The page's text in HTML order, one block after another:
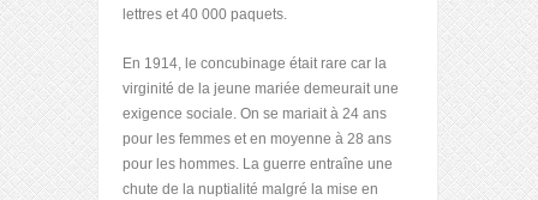
lettres et 40 000 paquets.
En 1914, le concubinage était rare car la
virginité de la jeune mariée demeurait une
exigence sociale. On se mariait à 24 ans
pour les femmes et en moyenne à 28 ans
pour les hommes. La guerre entraîne une
chute de la nuptialité malgré la mise en